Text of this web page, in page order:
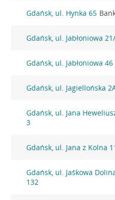
Gdańsk, ul. Hynka 65
Gdańsk, ul. Jabłoniowa
Gdańsk, ul. Jabłoniowa 46
Gdańsk, ul. Jagiellońska
Gdańsk, ul. Jana
3
Gdańsk, ul. Jana z Kolna
Gdańsk, ul. Jaśkowa
132